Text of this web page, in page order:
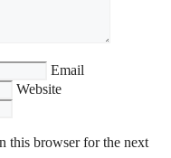
Email
Website
this browser for the next